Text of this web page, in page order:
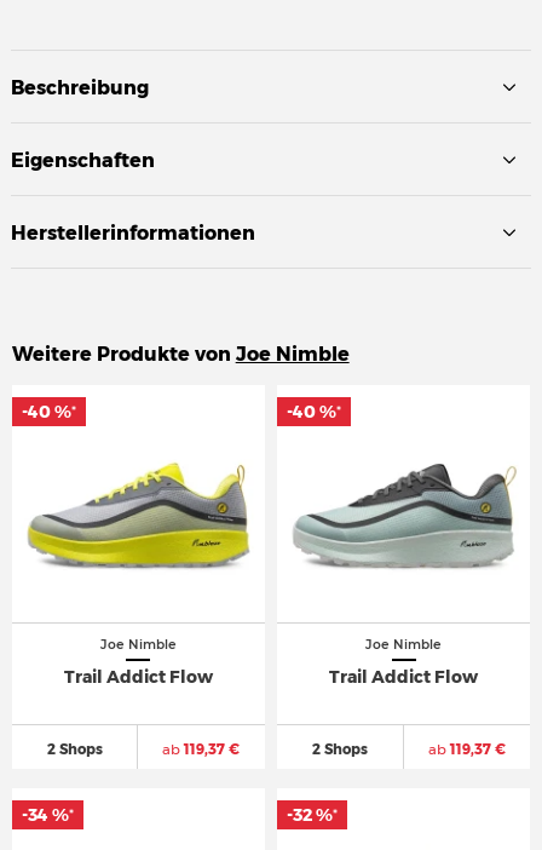
Beschreibung
Eigenschaften
Herstellerinformationen
Weitere Produkte von Joe Nimble
Joe Nimble
Trail Addict Flow
2 Shops ab119,37 €
-40 %*
-40 %*
Joe Nimble
Trail Addict Flow
2 Shops ab119,37 €
-40 %*
-40 %*
-34 %*
-34 %* -32 %*
-32 %*